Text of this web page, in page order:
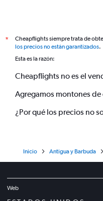
*
Cheapflights siempre trata de
los precios no están garantizados.
Esta es la razón:
Cheapflights no es el
Agregamos montones
¿Por qué los precios no
Inicio Antigua y Barbuda
Web